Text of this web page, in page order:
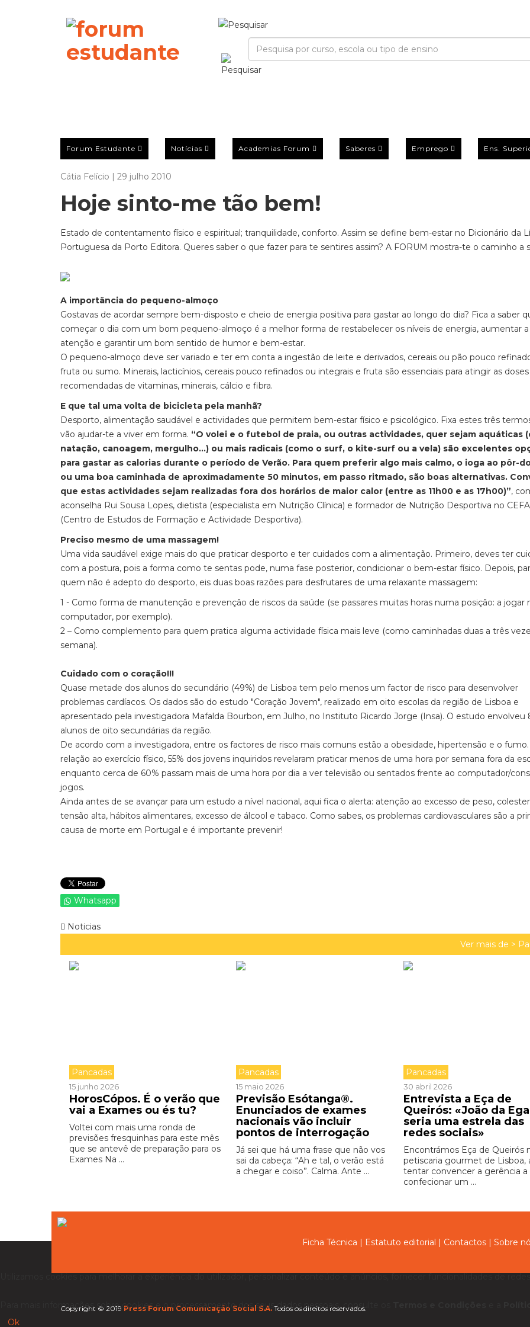
Forum Estudante Notícias Academias Forum Saberes Emprego Ens.
Cátia Felício | 29 julho 2010
Hoje sinto-me tão bem!
Estado de contentamento físico e espiritual; tranquilidade, conforto. Assim se define bem-estar no Dicionário da
Portuguesa da Porto Editora. Queres saber o que fazer para te sentires assim? A FORUM mostra-te o caminho a
A importância do pequeno-almoço
Gostavas de acordar sempre bem-disposto e cheio de energia positiva para gastar ao longo do dia? Fica a saber
começar o dia com um bom pequeno-almoço é a melhor forma de restabelecer os níveis de energia, aumentar a
atenção e garantir um bom sentido de humor e bem-estar.
O pequeno-almoço deve ser variado e ter em conta a ingestão de leite e derivados, cereais ou pão pouco
fruta ou sumo. Minerais, lacticínios, cereais pouco refinados ou integrais e fruta são essenciais para atingir as doses
recomendadas de vitaminas, minerais, cálcio e fibra.
E que tal uma volta de bicicleta pela manhã?
Desporto, alimentação saudável e actividades que permitem bem-estar físico e psicológico. Fixa estes três
vão ajudar-te a viver em forma. “O volei e o futebol de praia, ou outras actividades, quer sejam aquáticas
natação, canoagem, mergulho…) ou mais radicais (como o surf, o kite-surf ou a vela) são excelentes
para gastar as calorias durante o período de Verão. Para quem preferir algo mais calmo, o ioga ao pôr-
ou uma boa caminhada de aproximadamente 50 minutos, em passo ritmado, são boas alternativas.
que estas actividades sejam realizadas fora dos horários de maior calor (entre as 11h00 e as 17h00)”,
aconselha Rui Sousa Lopes, dietista (especialista em Nutrição Clínica) e formador de Nutrição Desportiva no
(Centro de Estudos de Formação e Actividade Desportiva).
Preciso mesmo de uma massagem!
Uma vida saudável exige mais do que praticar desporto e ter cuidados com a alimentação. Primeiro, deves ter
com a postura, pois a forma como te sentas pode, numa fase posterior, condicionar o bem-estar físico. Depois,
quem não é adepto do desporto, eis duas boas razões para desfrutares de uma relaxante massagem:
1 - Como forma de manutenção e prevenção de riscos da saúde (se passares muitas horas numa posição: a jogar
computador, por exemplo).
2 – Como complemento para quem pratica alguma actividade física mais leve (como caminhadas duas a três
semana).
Cuidado com o coração!!!
Quase metade dos alunos do secundário (49%) de Lisboa tem pelo menos um factor de risco para desenvolver
problemas cardíacos. Os dados são do estudo "Coração Jovem", realizado em oito escolas da região de Lisboa e
apresentado pela investigadora Mafalda Bourbon, em Julho, no Instituto Ricardo Jorge (Insa). O estudo envolveu
alunos de oito secundárias da região.
De acordo com a investigadora, entre os factores de risco mais comuns estão a obesidade, hipertensão e o
relação ao exercício físico, 55% dos jovens inquiridos revelaram praticar menos de uma hora por semana fora da
enquanto cerca de 60% passam mais de uma hora por dia a ver televisão ou sentados frente ao computador/
jogos.
Ainda antes de se avançar para um estudo a nível nacional, aqui fica o alerta: atenção ao excesso de peso,
tensão alta, hábitos alimentares, excesso de álcool e tabaco. Como sabes, os problemas cardiovasculares são a
causa de morte em Portugal e é importante prevenir!
Whatsapp
Noticias
Ver mais de >
Pancadas
15 junho 2026
HorosCópos. É o verão que
vai a Exames ou és tu?
Voltei com mais uma ronda de
previsões fresquinhas para este mês
que se antevê de preparação para os
Exames Na ...
Pancadas
15 maio 2026
Previsão Esótanga®.
Enunciados de exames
nacionais vão incluir
pontos de interrogação
Já sei que há uma frase que não vos
sai da cabeça: “Ah e tal, o verão está
a chegar e coiso”. Calma. Ante ...
Pancadas
30 abril 2026
Entrevista a Eça de
Queirós: «João da Ega
seria uma estrela das
redes sociais»
Encontrámos Eça de Queirós
petiscaria gourmet de Lisboa,
tentar convencer a gerência a
confecionar um ...
Ficha Técnica | Estatuto editorial | Contactos | Sobre
Copyright © 2019 Press Forum Comunicação Social S.A. Todos os direitos reservados.
Utilizamos cookies para melhorar a experiência do utilizador, personalizar conteúdo e anúncios, fornecer funcionalidades de
Para mais informações sobre cookies e o processamento dos seus dados pessoais, consulte os
Ok